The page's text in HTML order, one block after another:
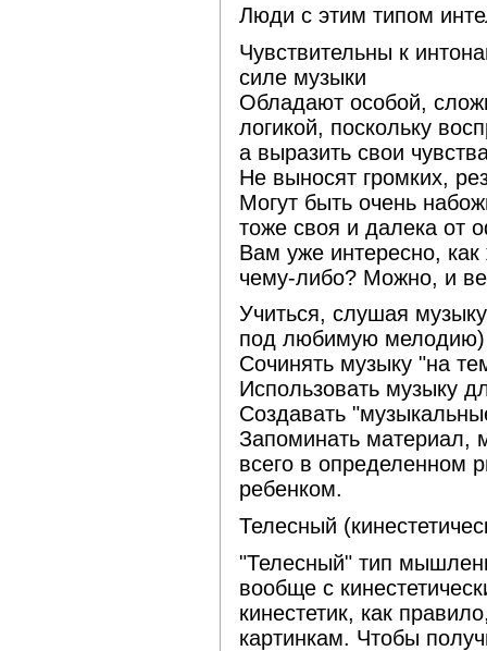
Люди с этим типом
Чувствительны к
силе музыки
Обладают особой,
логикой, поскольку
а выразить свои
Не выносят громких,
Могут быть очень
тоже своя и далека от
Вам уже интересно,
чему-либо? Можно, и
Учиться, слушая
под любимую мелодию)
Сочинять музыку "на
Использовать музыку
Создавать
Запоминать материал,
всего в определенном
ребенком.
Телесный
"Телесный" тип
вообще с
кинестетик, как
картинкам. Чтобы